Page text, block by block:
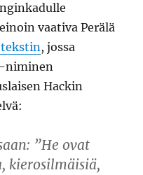
vaativa Perälä
, jossa
-niminen
Hackin
”He ovat
kierosilmäisiä,